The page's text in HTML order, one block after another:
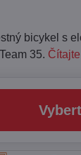
bicykel s
35.